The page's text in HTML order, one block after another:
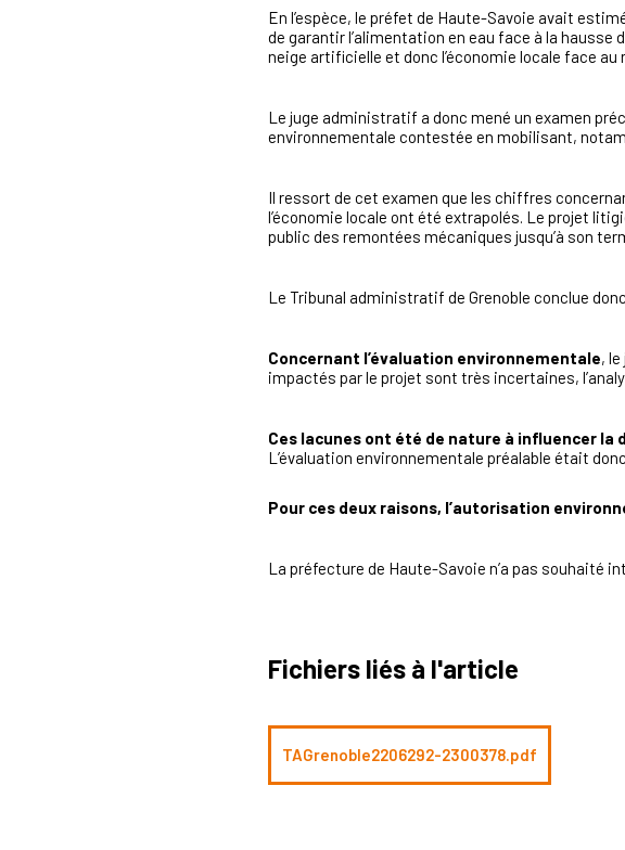
En l’espèce, le préfet de Haute-Savoie avait
de garantir l’alimentation en eau face à la
neige artificielle et donc l’économie locale face
Le juge administratif a donc mené un examen
environnementale contestée en mobilisant,
Il ressort de cet examen que les chiffres
l’économie locale ont été extrapolés. Le projet
public des remontées mécaniques jusqu’à son
Le Tribunal administratif de Grenoble conclue
Concernant l’évaluation environnementale,
impactés par le projet sont très incertaines,
Ces lacunes ont été de nature à influencer
L’évaluation environnementale préalable était
Pour ces deux raisons, l’autorisation
La préfecture de Haute-Savoie n’a pas souhaité
Fichiers liés à l'article
TAGrenoble2206292-2300378.pdf